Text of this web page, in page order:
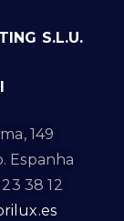
S.L.U.
149
Espanha
38 12